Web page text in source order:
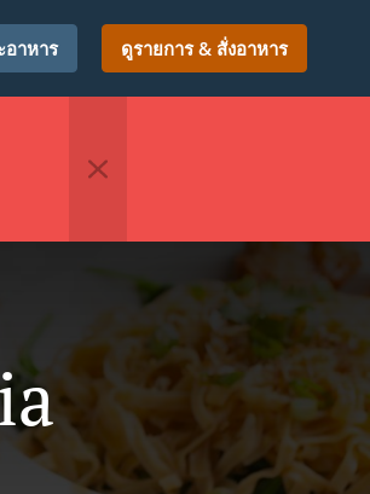
อาหาร ดูรายการ & สั่งอาหาร